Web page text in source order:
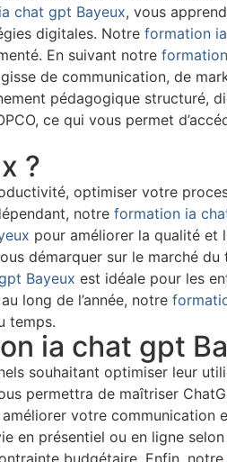
chat gpt Bayeux, vous
digitales. Notre formation
En suivant notre
de communication, de
pédagogique structuré,
ce qui vous permet
?
optimiser votre
notre formation ia
pour améliorer la qualité et
démarquer sur le marché du
Bayeux est idéale pour les
long de l’année, notre
temps.
ia chat gpt
souhaitant optimiser leur
permettra de maîtriser
votre communication
en présentiel ou en ligne
budgétaire. Enfin, notre